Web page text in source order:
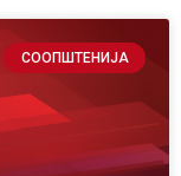
СООПШТЕНИЈА